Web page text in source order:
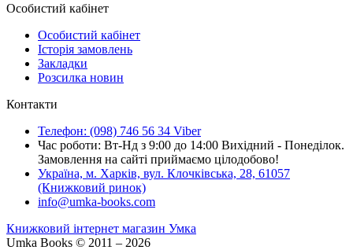
Особистий кабінет
Особистий кабінет
Історія замовлень
Закладки
Розсилка новин
Контакти
Телефон: (098) 746 56 34 Viber
Час роботи: Вт-Нд з 9:00 до 14:00 Вихідний - Понеділок.
Замовлення на сайті приймаємо цілодобово!
Україна, м. Харків, вул. Клочківська, 28, 61057
(Книжковий ринок)
info@umka-books.com
Книжковий інтернет магазин Умка
Umka Books © 2011 – 2026